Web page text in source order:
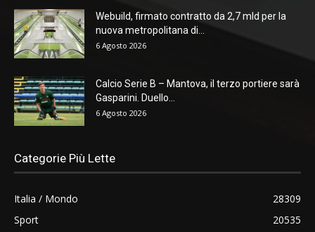
Webuild, firmato contratto da 2,7 mld per la
nuova metropolitana di...
6 Agosto 2026
Calcio Serie B – Mantova, il terzo portiere sarà
Gasparini. Duello...
6 Agosto 2026
Categorie Più Lette
Italia / Mondo
28309
Sport
20535